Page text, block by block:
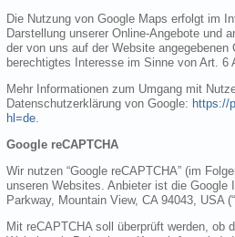
Die Nutzung von Google Maps erfolgt im
Darstellung unserer Online-Angebote und
der von uns auf der Website
berechtigtes Interesse im Sinne von Art. 6
Mehr Informationen zum Umgang mit
Datenschutzerklärung von Google: https://
hl=de
Google reCAPTCHA
Wir nutzen “Google reCAPTCHA” (im
unseren Websites. Anbieter ist die Google
Parkway, Mountain View, CA 94043, USA
Mit reCAPTCHA soll überprüft werden, ob